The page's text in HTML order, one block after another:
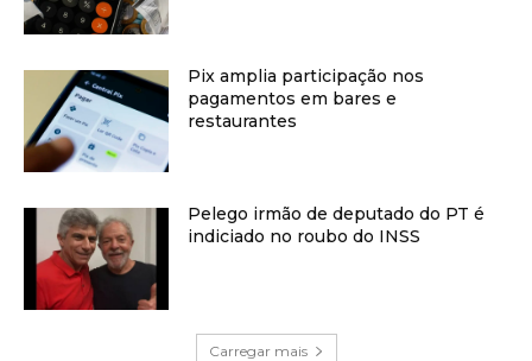
Pix amplia participação nos
pagamentos em bares e
restaurantes
Pelego irmão de deputado do PT é
indiciado no roubo do INSS
Carregar mais